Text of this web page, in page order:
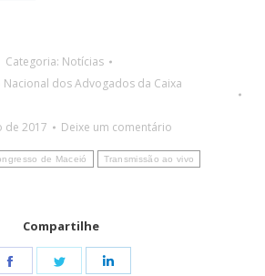
Categoria: Notícias
dos Advogados da Caixa
de 2017
Deixe um comentário
de Maceió Transmissão ao vivo
Compartilhe
Share
Share